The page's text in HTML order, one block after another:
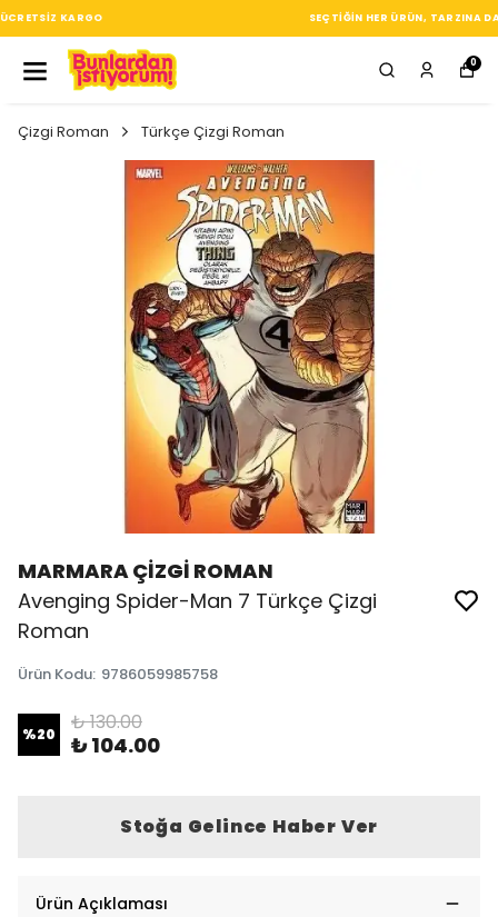
SEÇTIĞIN HER ÜRÜN, TARZINA DAIR KÜÇÜK BIR IMZA
0
Çizgi Roman Türkçe Çizgi Roman
MARMARA ÇİZGİ ROMAN
Avenging Spider-Man 7 Türkçe Çizgi
Roman
Ürün Kodu: 9786059985758
%20 ₺ 130.00
₺ 104.00
Stoğa Gelince Haber Ver
Ürün Açıklaması